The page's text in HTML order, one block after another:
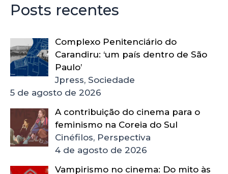
Posts recentes
Complexo Penitenciário do
Carandiru: ‘um país dentro de São
Paulo’
Jpress, Sociedade
5 de agosto de 2026
A contribuição do cinema para o
feminismo na Coreia do Sul
Cinéfilos, Perspectiva
4 de agosto de 2026
Vampirismo no cinema: Do mito às